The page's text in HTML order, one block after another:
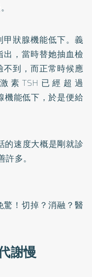
狀腺機能低下。義
，當時替她抽血檢
到，而正常時候應
素TSH已經超過
能低下，於是便給
的速度大概是剛就診
多。
！切掉？消融？醫
謝慢